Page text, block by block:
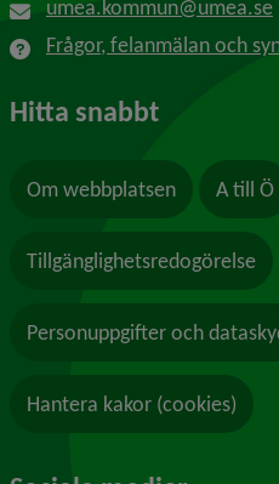
umea.kommun@umea.se
Frågor, felanmälan och
Hitta snabbt
Om webbplatsen A till Ö
Tillgänglighetsredogörelse
Personuppgifter och
Hantera kakor (cookies)